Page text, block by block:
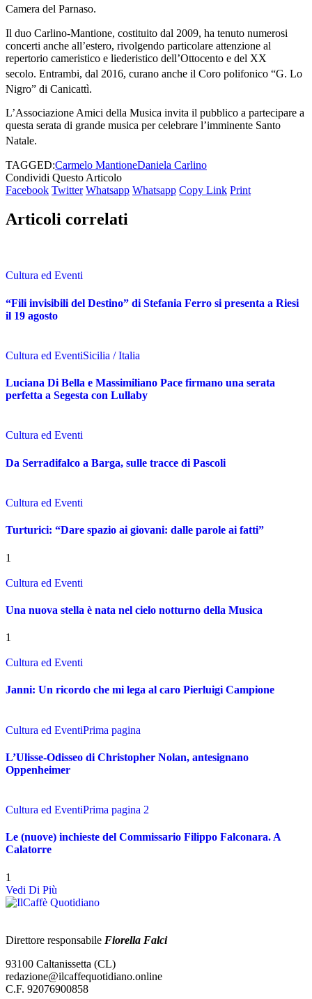
Camera del Parnaso.
Il duo Carlino-Mantione, costituito dal 2009, ha tenuto numerosi
concerti anche all’estero, rivolgendo particolare attenzione al
repertorio cameristico e liederistico dell’Ottocento e del XX
secolo. Entrambi, dal 2016, curano anche il Coro polifonico “G. Lo
Nigro” di Canicattì.
L’Associazione Amici della Musica invita il pubblico a partecipare a
questa serata di grande musica per celebrare l’imminente Santo
Natale.
TAGGED:Carmelo MantioneDaniela Carlino
Condividi Questo Articolo
Facebook Twitter Whatsapp Whatsapp Copy Link Print
Articoli correlati
Cultura ed Eventi
“Fili invisibili del Destino” di Stefania Ferro si presenta a Riesi
il 19 agosto
Cultura ed EventiSicilia / Italia
Luciana Di Bella e Massimiliano Pace firmano una serata
perfetta a Segesta con Lullaby
Cultura ed Eventi
Da Serradifalco a Barga, sulle tracce di Pascoli
Cultura ed Eventi
Turturici: “Dare spazio ai giovani: dalle parole ai fatti”
1
Cultura ed Eventi
Una nuova stella è nata nel cielo notturno della Musica
1
Cultura ed Eventi
Janni: Un ricordo che mi lega al caro Pierluigi Campione
Cultura ed EventiPrima pagina
L’Ulisse-Odisseo di Christopher Nolan, antesignano
Oppenheimer
Cultura ed EventiPrima pagina 2
Le (nuove) inchieste del Commissario Filippo Falconara. A
Calatorre
1
Vedi Di Più
Direttore responsabile Fiorella Falci
93100 Caltanissetta (CL)
redazione@ilcaffequotidiano.online
C.F. 92076900858